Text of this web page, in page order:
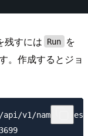
残すには Run
を
。作成するとジョ
v1/